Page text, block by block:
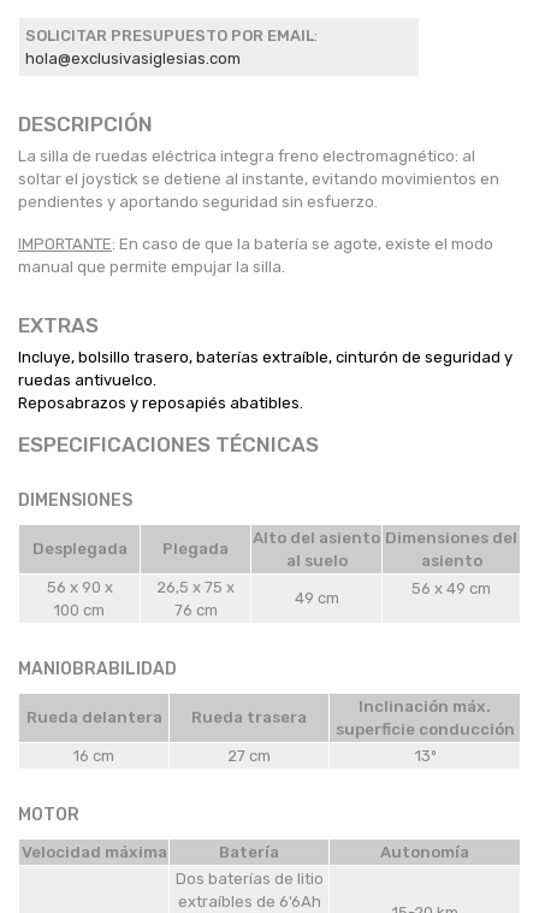
SOLICITAR PRESUPUESTO POR EMAIL:
hola@exclusivasiglesias.com
DESCRIPCIÓN
La silla de ruedas eléctrica integra freno electromagnético: al
soltar el joystick se detiene al instante, evitando movimientos en
pendientes y aportando seguridad sin esfuerzo.
IMPORTANTE: En caso de que la batería se agote, existe el modo
manual que permite empujar la silla.
EXTRAS
Incluye, bolsillo trasero, baterías extraíble, cinturón de seguridad y
ruedas antivuelco.
Reposabrazos y reposapiés abatibles.
ESPECIFICACIONES TÉCNICAS
DIMENSIONES
Desplegada Plegada
Alto del asiento
al suelo
Dimensiones del
asiento
56 x 90 x
100 cm
26,5 x 75 x
76 cm
49 cm
56 x 49 cm
MANIOBRABILIDAD
Rueda delantera Rueda trasera
Inclinación máx.
superficie conducción
16 cm
27 cm 13º
MOTOR
Velocidad máxima Batería
Autonomía
Dos baterías de litio
extraíbles de 6'6Ah